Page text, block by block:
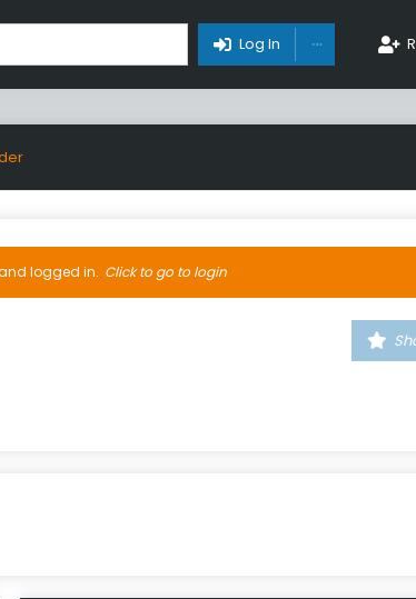
Log In Toggle
logged in. Click to go to login